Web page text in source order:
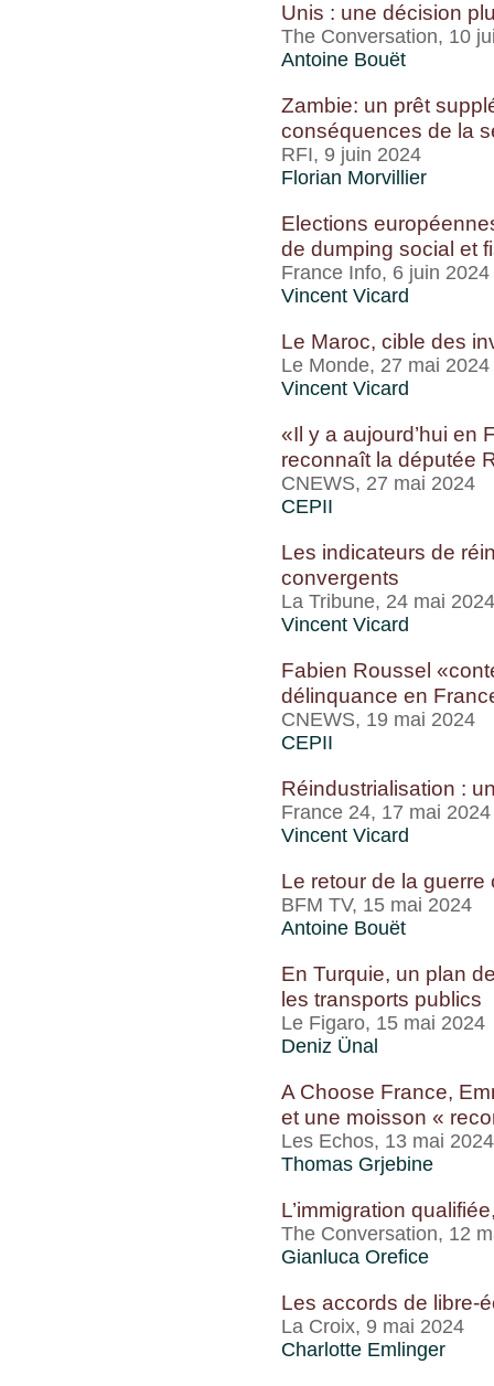
Unis : une décision
The Conversation, 10
Antoine Bouët
Zambie: un prêt
conséquences de la
RFI, 9 juin 2024
Florian Morvillier
Elections
de dumping social et
France Info, 6 juin 2024
Vincent Vicard
Le Maroc, cible des
Le Monde, 27 mai 2024
Vincent Vicard
«Il y a aujourd’hui en
reconnaît la députée
CNEWS, 27 mai 2024
CEPII
Les indicateurs de
convergents
La Tribune, 24 mai 2024
Vincent Vicard
Fabien Roussel
délinquance en
CNEWS, 19 mai 2024
CEPII
Réindustrialisation :
France 24, 17 mai 2024
Vincent Vicard
Le retour de la guerre
BFM TV, 15 mai 2024
Antoine Bouët
En Turquie, un plan
les transports publics
Le Figaro, 15 mai 2024
Deniz Ünal
A Choose France,
et une moisson «
Les Echos, 13 mai 2024
Thomas Grjebine
L’immigration
The Conversation, 12
Gianluca Orefice
Les accords de libre-
La Croix, 9 mai 2024
Charlotte Emlinger